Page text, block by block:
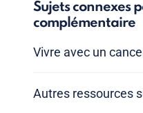
Sujets connexes
complémentaire
Vivre avec un
Autres ressources